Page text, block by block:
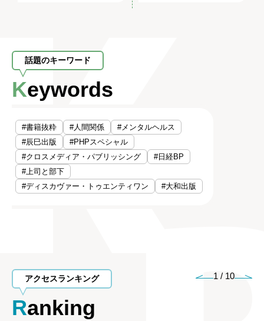
話題のキーワード
Keywords
#書籍抜粋 #人間関係
#メンタルヘルス
#辰巳出版
#PHPスペシャル
#クロスメディア・パブリッシング
#日経BP
#上司と部下
#ディスカヴァー・トゥエンティワン
#大和出版
アクセスランキング
Ranking
1 / 10